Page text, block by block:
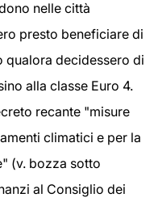
nelle città
presto beneficiare di
qualora decidessero di
alla classe Euro 4.
recante "misure
climatici e per la
(v. bozza sotto
al Consiglio dei